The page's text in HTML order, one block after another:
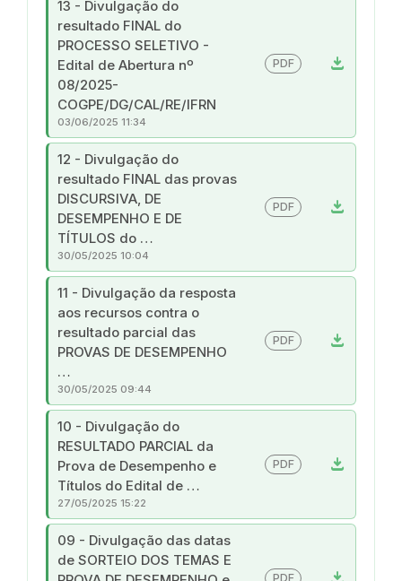
13 - Divulgação do
resultado FINAL do
PROCESSO SELETIVO -
Edital de Abertura nº
08/2025-
COGPE/DG/CAL/RE/IFRN
download
PDF
03/06/2025 11:34
12 - Divulgação do
resultado FINAL das provas
DISCURSIVA, DE
DESEMPENHO E DE
TÍTULOS do …
download
PDF
30/05/2025 10:04
11 - Divulgação da resposta
aos recursos contra o
resultado parcial das
PROVAS DE DESEMPENHO
…
download
PDF
30/05/2025 09:44
10 - Divulgação do
RESULTADO PARCIAL da
Prova de Desempenho e
Títulos do Edital de …
download
PDF
27/05/2025 15:22
09 - Divulgação das datas
de SORTEIO DOS TEMAS E
PDF